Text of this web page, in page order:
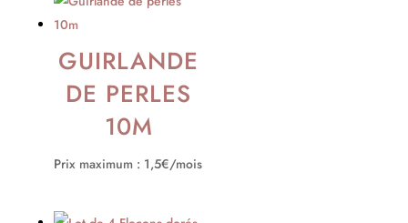
GUIRLANDE
DE PERLES
10M
Prix maximum : 1,5€/mois